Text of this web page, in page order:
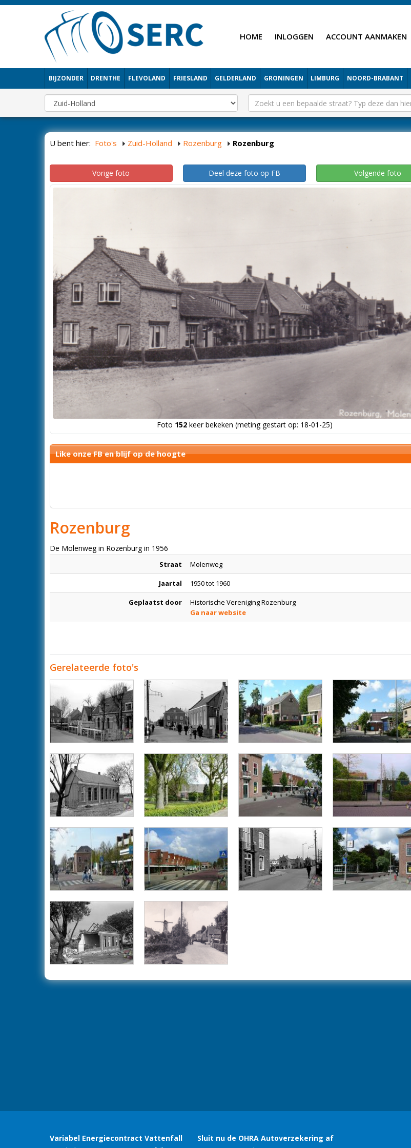
HOME INLOGGEN ACCOUNT AANMAKEN
BIJZONDER DRENTHE FLEVOLAND FRIESLAND GELDERLAND GRONINGEN LIMBURG NOORD-BRABANT
U bent hier: Foto's Zuid-Holland Rozenburg Rozenburg
Vorige foto Deel deze foto op FB Volgende foto
Foto 152keer bekeken (meting gestart op: 18-01-25)
Like onze FB en blijf op de hoogte
Rozenburg
De Molenweg in Rozenburg in 1956
Straat Molenweg
Jaartal 1950 tot 1960
Geplaatst door
Historische Vereniging Rozenburg
Ga naar website
Gerelateerde foto's